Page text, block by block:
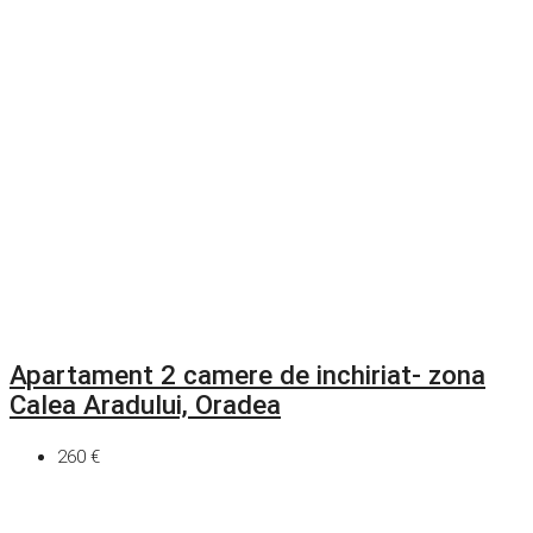
Apartament 2 camere de inchiriat- zona
Calea Aradului, Oradea
260 €